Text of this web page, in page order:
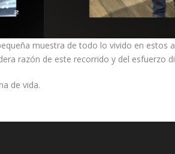
muestra de todo lo vivido en estos
razón de este recorrido y del esfuerzo
de vida.